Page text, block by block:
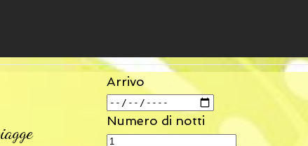
Arrivo
Numero di notti